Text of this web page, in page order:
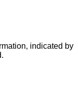
indicated by